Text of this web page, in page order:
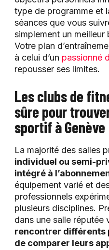
type de programme et
séances que vous
simplement un
Votre plan
à celui d’un passionné
repousser ses limites.
Les clubs de
sûre pour
sportif à Genève
La majorité des salles
individuel ou semi-
intégré à
équipement varié et
professionnels
plusieurs disciplines.
dans une salle réputée
rencontrer différents
de comparer leurs